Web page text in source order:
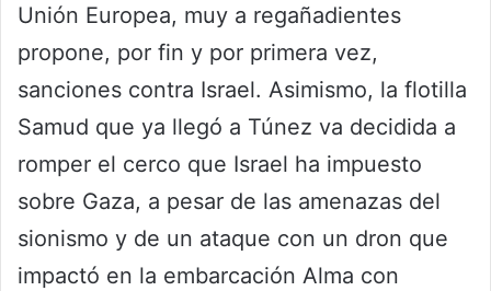
Unión Europea, muy a regañadientes
propone, por fin y por primera vez,
sanciones contra Israel. Asimismo, la flotilla
Samud que ya llegó a Túnez va decidida a
romper el cerco que Israel ha impuesto
sobre Gaza, a pesar de las amenazas del
sionismo y de un ataque con un dron que
impactó en la embarcación Alma con